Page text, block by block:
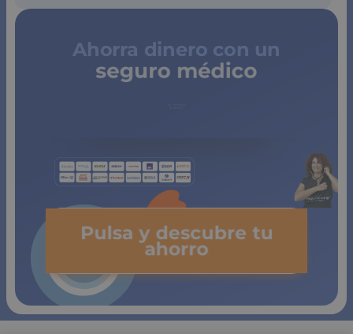
Ahorra dinero con un
seguro médico
Pulsa y descubre tu
ahorro